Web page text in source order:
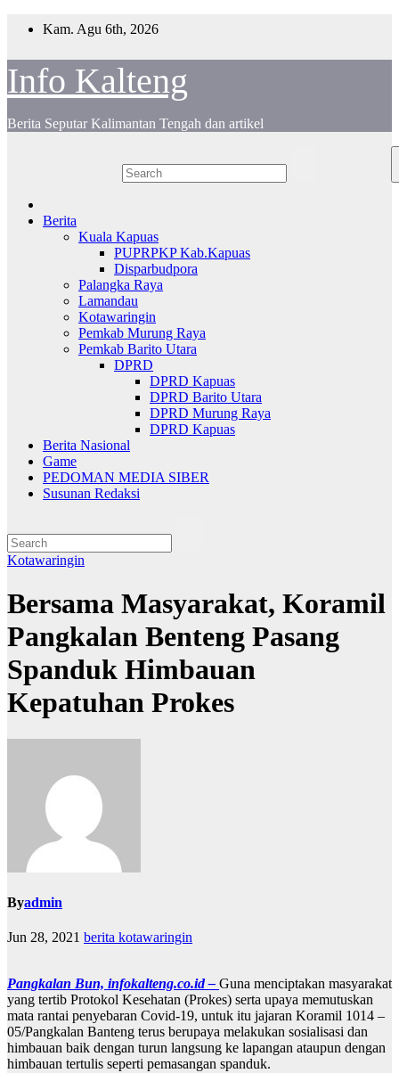
Kam. Agu 6th, 2026
Info Kalteng
Berita Seputar Kalimantan Tengah dan artikel
Berita
Kuala Kapuas
PUPRPKP Kab.Kapuas
Disparbudpora
Palangka Raya
Lamandau
Kotawaringin
Pemkab Murung Raya
Pemkab Barito Utara
DPRD
DPRD Kapuas
DPRD Barito Utara
DPRD Murung Raya
DPRD Kapuas
Berita Nasional
Game
PEDOMAN MEDIA SIBER
Susunan Redaksi
Kotawaringin
Bersama Masyarakat, Koramil
Pangkalan Benteng Pasang
Spanduk Himbauan
Kepatuhan Prokes
Byadmin
Jun 28, 2021 berita kotawaringin
Pangkalan Bun, infokalteng.co.id – Guna menciptakan masyarakat
yang tertib Protokol Kesehatan (Prokes) serta upaya memutuskan
mata rantai penyebaran Covid-19, untuk itu jajaran Koramil 1014 –
05/Pangkalan Banteng terus berupaya melakukan sosialisasi dan
himbauan baik dengan turun langsung ke lapangan ataupun dengan
himbauan tertulis seperti pemasangan spanduk.